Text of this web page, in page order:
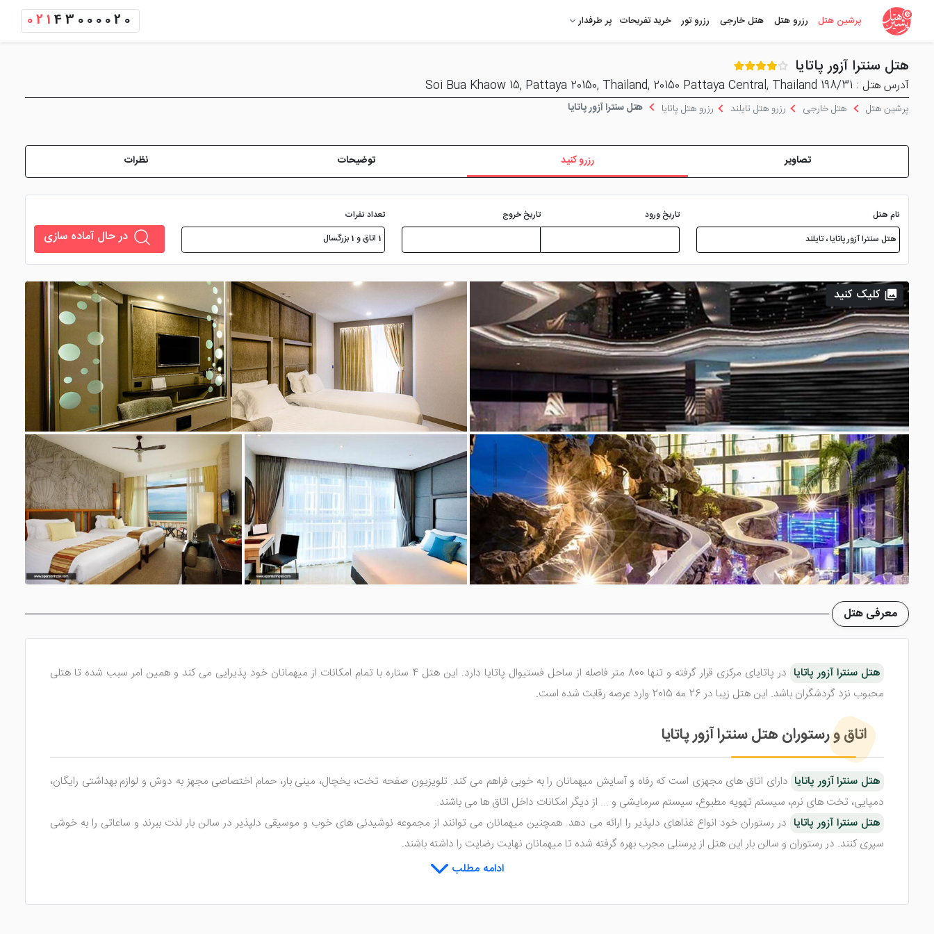
پرشین هتل رزرو هتل هتل خارجی رزرو تور خرید تفریحات پر طرفدار 021 43000020
هتل سنترا آزور پاتایا
آدرس هتل : 198/31 Soi Bua Khaow 15, Pattaya 20150, Thailand, 20150 Pattaya Central, Thailand
پرشین هتل هتل خارجی رزرو هتل تایلند رزرو هتل پاتایا هتل سنترا آزور پاتایا
تصاویر رزرو کنید توضیحات نظرات
نام هتل تاریخ ورود تاریخ خروج
تعداد نفرات
1 اتاق و 1 بزرگسال
در حال آماده سازی
کلیک کنید
معرفی هتل
هتل سنترا آزور پاتایا
در پاتایای مرکزی قرار گرفته و تنها 800 متر فاصله از ساحل فستیوال پاتایا دارد. این هتل 4 ستاره با تمام امکانات از میهمانان خود پذیرایی می کند و همین امر سبب شده تا هتلی
محبوب نزد گردشگران باشد. این هتل زیبا در 26 مه 2015 وارد عرصه رقابت شده است.
اتاق و رستوران هتل سنترا آزور پاتایا
هتل سنترا آزور پاتایا دارای اتاق های مجهزی است که رفاه و آسایش میهمانان را به خوبی فراهم می کند. تلویزیون صفحه تخت، یخچال، مینی بار، حمام اختصاصی مجهز به دوش و لوازم بهداشتی رایگان،
دمپایی، تخت های نرم، سیستم تهویه مطبوع، سیستم سرمایشی و ... از دیگر امکانات داخل اتاق ها می باشند.
هتل سنترا آزور پاتایا در رستوران خود انواع غذاهای دلپذیر را ارائه می دهد. همچنین میهمانان می توانند از مجموعه نوشیدنی های خوب و موسیقی دلپذیر در سالن بار لذت ببرند و ساعاتی را به خوشی
سپری کنند. در رستوران و سالن بار این هتل از پرسنلی مجرب بهره گرفته شده تا میهمانان نهایت رضایت را داشته باشند.
ادامه مطلب